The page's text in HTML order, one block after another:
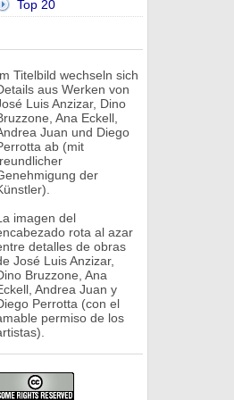
Top 20
Titelbild wechseln sich
aus Werken von
Luis Anzizar, Dino
Ana Eckell,
Juan und Diego
ab (mit
der
imagen del
rota al azar
detalles de obras
José Luis Anzizar,
Bruzzone, Ana
Andrea Juan y
Perrotta (con el
permiso de los